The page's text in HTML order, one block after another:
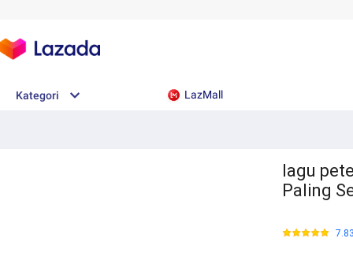
Kategori LazMall
lagu
Paling